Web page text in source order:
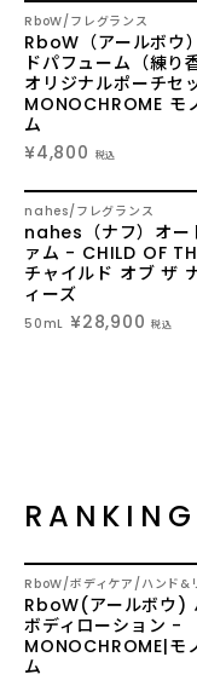
NEW
RboW フレグランス
RboW（アールボウ
ドパフューム（練り
オリジナルポーチセ
MONOCHROME モ
ム
¥4,800
税込
nahes フレグランス
nahes（ナフ）オー
ァム - CHILD OF
チャイルド オブ ザ
ィーズ
50mL ¥28,900 税込
RANKING
1/
RboW ボディケア ハンド&
RboW(アールボウ)
ボディローション -
MONOCHROME|モ
ム